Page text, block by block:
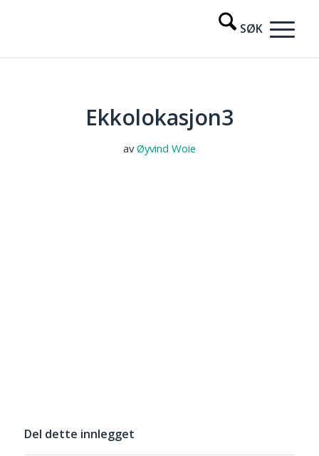
Ekkolokasjon3
avØyvind Woie
Del dette innlegget